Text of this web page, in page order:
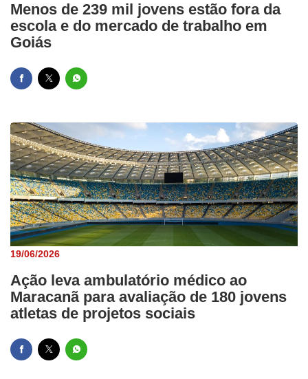
Menos de 239 mil jovens estão fora da
escola e do mercado de trabalho em
Goiás
19/06/2026
Ação leva ambulatório médico ao
Maracanã para avaliação de 180 jovens
atletas de projetos sociais